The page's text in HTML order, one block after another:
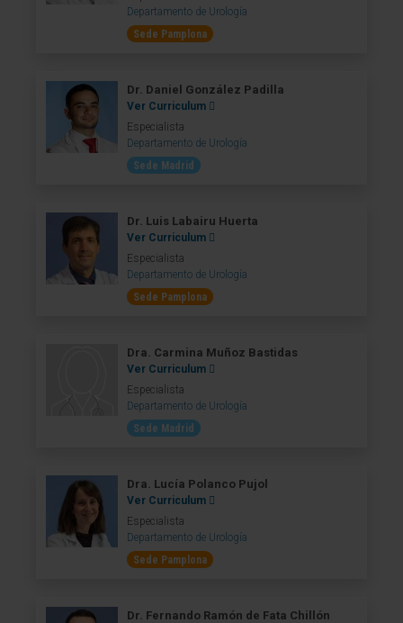
Departamento de Urología
Sede Pamplona
Dr. Daniel González Padilla
Ver Curriculum
Especialista
Departamento de Urología
Sede Madrid
Dr. Luis Labairu Huerta
Ver Curriculum
Especialista
Departamento de Urología
Sede Pamplona
Dra. Carmina Muñoz Bastidas
Ver Curriculum
Especialista
Departamento de Urología
Sede Madrid
Dra. Lucía Polanco Pujol
Ver Curriculum
Especialista
Departamento de Urología
Sede Pamplona
Dr. Fernando Ramón de Fata Chillón